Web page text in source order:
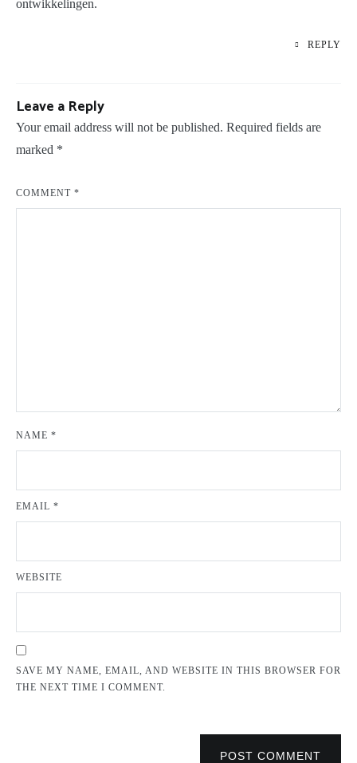
ontwikkelingen.
REPLY
Leave a Reply
Your email address will not be published. Required fields are
marked *
COMMENT *
NAME *
EMAIL *
WEBSITE
SAVE MY NAME, EMAIL, AND WEBSITE IN THIS BROWSER FOR
THE NEXT TIME I COMMENT.
POST COMMENT